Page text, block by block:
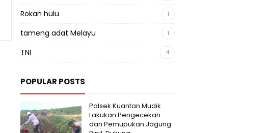
Rokan hulu 1
tameng adat Melayu 1
TNI 4
POPULAR POSTS
Polsek Kuantan Mudik
Lakukan Pengecekan
dan Pemupukan Jagung